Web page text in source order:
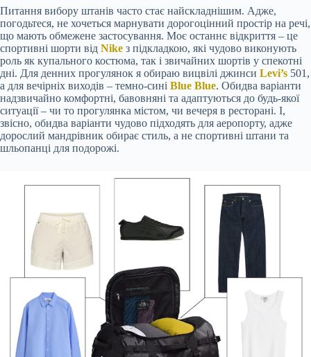
Питання вибору штанів часто стає найскладнішим. Адже,
погодьтеся, не хочеться марнувати дорогоцінний простір на речі,
що мають обмежене застосування. Моє останнє відкриття – це
спортивні шорти від Nike з підкладкою, які чудово виконують
роль як купального костюма, так і звичайних шортів у спекотні
дні. Для денних прогулянок я обираю вицвілі джинси Levi’s 501,
а для вечірніх виходів – темно-сині Blue Blue. Обидва варіанти
надзвичайно комфортні, бавовняні та адаптуються до будь-якої
ситуації – чи то прогулянка містом, чи вечеря в ресторані. І,
звісно, обидва варіанти чудово підходять для аеропорту, адже
дорослий мандрівник обирає стиль, а не спортивні штани та
шльопанці для подорожі.